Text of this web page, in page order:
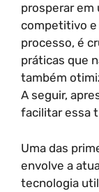
prosperar em
competitivo e
processo, é
práticas que
também
A seguir,
facilitar essa
Uma das
envolve a
tecnologia